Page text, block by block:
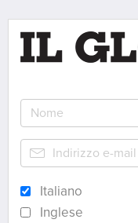
Italiano
Inglese